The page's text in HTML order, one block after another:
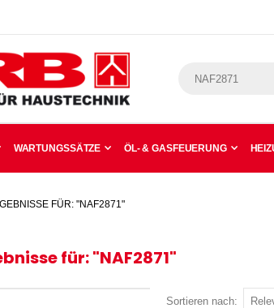
WARTUNGSSÄTZE ÖL- & GASFEUERUNG
FÜR: "NAF2871"
für: "NAF2871"
Sortieren nach